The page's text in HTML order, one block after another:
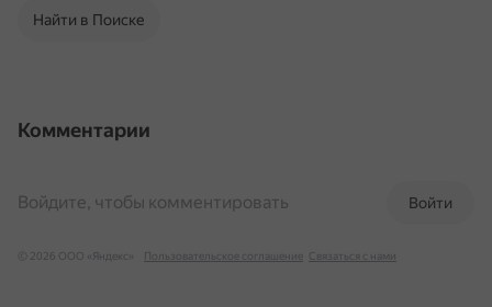
Найти в Поиске
Комментарии
Войти
Войдите, чтобы комментировать
© 2026 ООО «Яндекс» Пользовательское соглашение Связаться с нами